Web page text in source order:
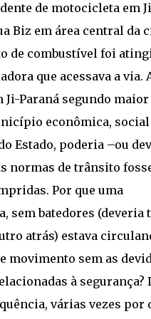
de motocicleta em
Biz em área central da
de combustível foi
que acessava a via.
Ji-Paraná segundo
econômica, social
Estado, poderia –ou
normas de trânsito
Por que uma
sem batedores (deveria
atrás) estava
movimento sem as
à segurança?
várias vezes por